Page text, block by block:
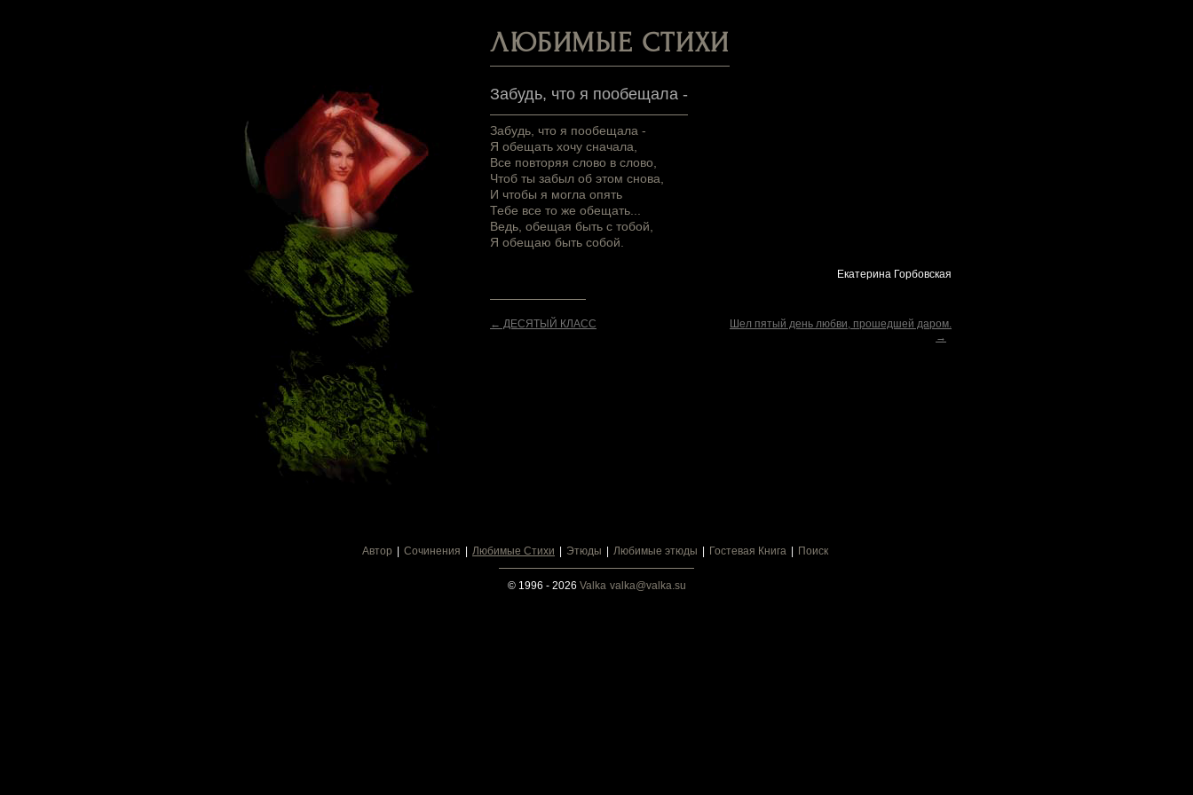
ЛЮБИМЫЕ СТИХИ
Забудь, что я пообещала -
Забудь, что я пообещала -
Я обещать хочу сначала,
Все повторяя слово в слово,
Чтоб ты забыл об этом снова,
И чтобы я могла опять
Тебе все то же обещать...
Ведь, обещая быть с тобой,
Я обещаю быть собой.
Екатерина Горбовская
← ДЕСЯТЫЙ КЛАСС
Шел пятый день любви, прошедшей даром.
→
Автор Сочинения Любимые Стихи Этюды Любимые этюды Гостевая Книга Поиск
© 1996 - 2026 Valka valka@valka.su